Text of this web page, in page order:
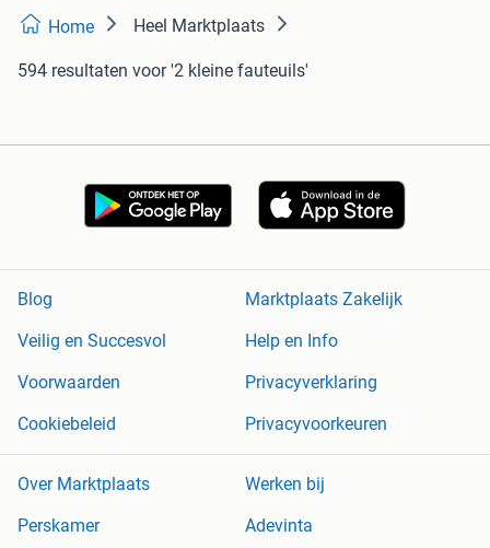
Home Heel Marktplaats
594 resultaten voor '2 kleine fauteuils'
Blog
Marktplaats Zakelijk
Veilig en Succesvol
Help en Info
Voorwaarden
Privacyverklaring
Cookiebeleid
Privacyvoorkeuren
Over Marktplaats
Werken bij
Perskamer
Adevinta